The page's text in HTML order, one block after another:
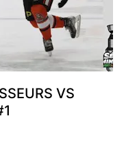
VS